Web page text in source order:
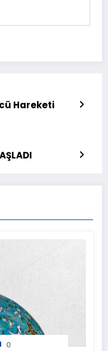
Hareketi
0